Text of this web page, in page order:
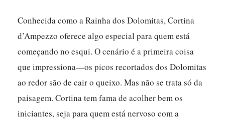
Conhecida como a Rainha dos Dolomitas, Cortina
d’Ampezzo oferece algo especial para quem está
começando no esqui. O cenário é a primeira coisa
que impressiona—os picos recortados dos Dolomitas
ao redor são de cair o queixo. Mas não se trata só da
paisagem. Cortina tem fama de acolher bem os
iniciantes, seja para quem está nervoso com a